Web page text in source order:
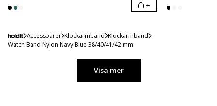
+
Accessoarer Klockarmband Klockarmband
Watch Band Nylon Navy Blue 38/40/41/42 mm
Visa mer